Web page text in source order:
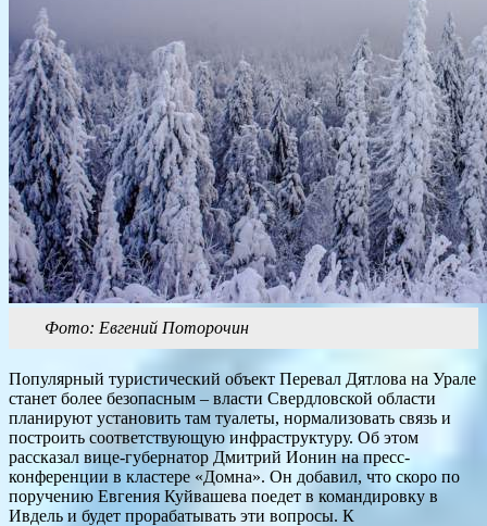
Фото: Евгений Поторочин
Популярный туристический объект Перевал Дятлова на Урале
станет более безопасным – власти Свердловской области
планируют установить там туалеты, нормализовать связь и
построить соответствующую инфраструктуру. Об этом
рассказал вице-губернатор Дмитрий Ионин на пресс-
конференции в кластере «Домна». Он добавил, что скоро по
поручению Евгения Куйвашева поедет в командировку в
Ивдель и будет прорабатывать эти вопросы. К